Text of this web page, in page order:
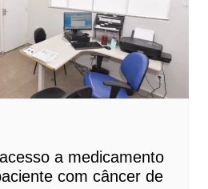
a medicamento
com câncer de